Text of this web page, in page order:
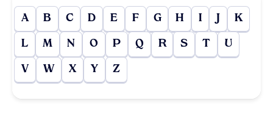
A B C D E F G H I J K
L M N O P Q R S T U
V W X Y Z